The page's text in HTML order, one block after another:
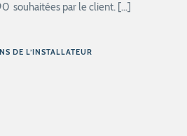
souhaitées par le client. […]
DE L’INSTALLATEUR